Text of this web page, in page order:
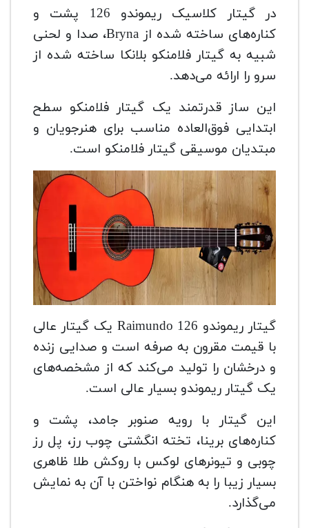
در گیتار کلاسیک ریموندو 126 پشت و
کناره‌های ساخته شده از Bryna، صدا و لحنی
شبیه به گیتار فلامنکو بلانکا ساخته شده از
سرو را ارائه می‌دهد.
این ساز قدرتمند یک گیتار فلامنکو سطح
ابتدایی فوق‌العاده مناسب برای هنرجویان و
مبتدیان موسیقی گیتار فلامنکو است.
گیتار ریموندو 126 Raimundo یک گیتار عالی
با قیمت مقرون به صرفه است و صدایی زنده
و درخشان را تولید می‌کند که از مشخصه‌های
یک گیتار ریموندو بسیار عالی است.
این گیتار با رویه صنوبر جامد، پشت و
کناره‌های برینا، تخته انگشتی چوب رز، پل رز
چوبی و تیونرهای لوکس با روکش طلا ظاهری
بسیار زیبا را به هنگام نواختن با آن به نمایش
می‌گذارد.